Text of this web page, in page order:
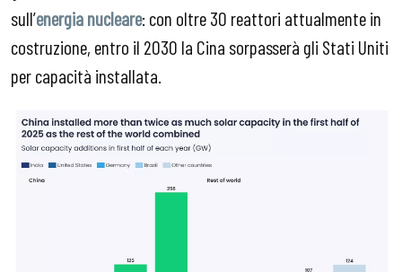
sull’energia nucleare: con oltre 30 reattori attualmente in
costruzione, entro il 2030 la Cina sorpasserà gli Stati Uniti
per capacità installata.